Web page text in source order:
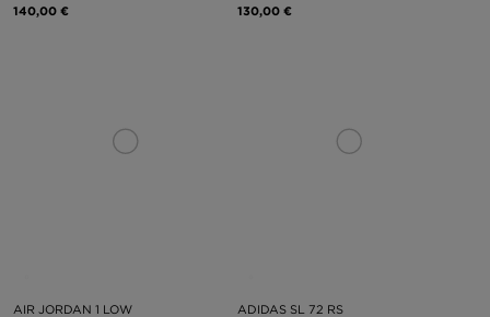
140,00 € 130,00 €
AIR JORDAN 1 LOW ADIDAS SL 72 RS